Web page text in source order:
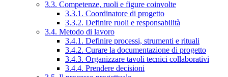
3.3. Competenze, ruoli e figure coinvolte
3.3.1. Coordinatore di progetto
3.3.2. Definire ruoli e responsabilità
3.4. Metodo di lavoro
3.4.1. Definire processi, strumenti e rituali
3.4.2. Curare la documentazione di progetto
3.4.3. Organizzare tavoli tecnici collaborativi
3.4.4. Prendere decisioni